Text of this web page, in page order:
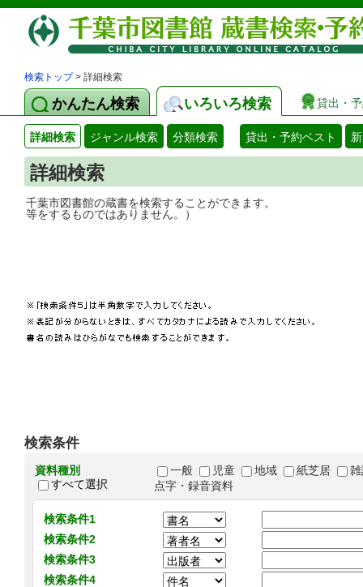
検索トップ> 詳細検索
かんたん検索 いろいろ検索 貸出・
詳細検索 ジャンル検索 分類検索 貸出・予約ベスト
詳細検索
千葉市図書館の蔵書を検索することがで
等をするものではありません。）
検索条件
資料種別
すべて選択
一般 児童 地域 紙芝居
点字・録音資料
検索条件1
検索条件2
検索条件3
検索条件4